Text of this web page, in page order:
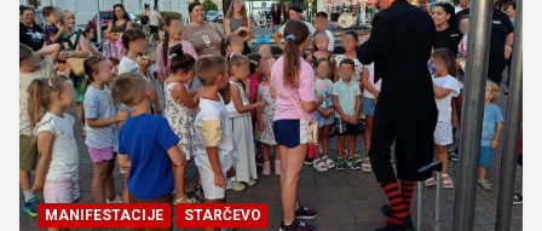
MANIFESTACIJE STARČEVO